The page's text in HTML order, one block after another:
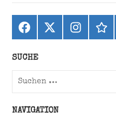
Facebook
X
(ehemals
Instagram
SUCHE
Suchen
NAVIGATION